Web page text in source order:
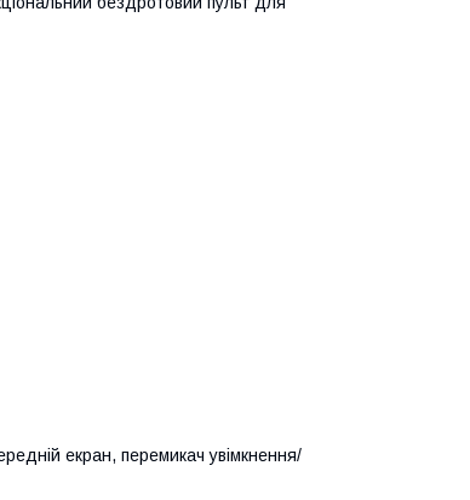
екран, перемикач увімкнення/